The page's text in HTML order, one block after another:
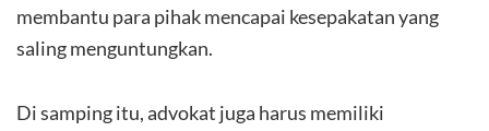
membantu para pihak mencapai kesepakatan yang
saling menguntungkan.
Di samping itu, advokat juga harus memiliki